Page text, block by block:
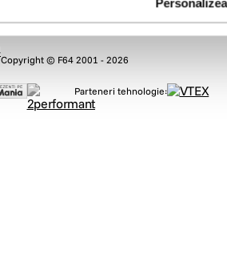
Copyright © F64 2001 - 2026
Parteneri tehnologie: